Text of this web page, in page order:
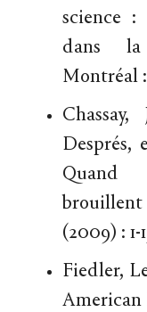
science :
dans la
Montréal
Després,
Quand
(2009) : 1-
Fiedler,
American